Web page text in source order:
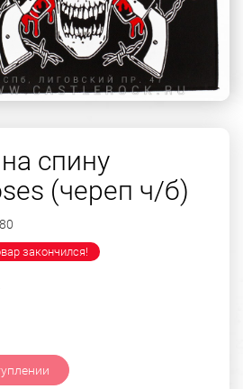
спину
(череп ч/б)
закончился!